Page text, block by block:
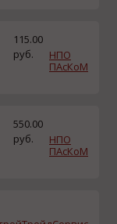
115.00
руб.
НПО
ПАсКоМ
550.00
руб.
НПО
ПАсКоМ